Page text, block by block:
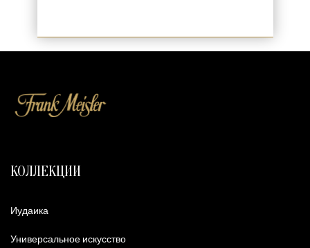
КОЛЛЕКЦИИ
Иудаика
Универсальное искусство